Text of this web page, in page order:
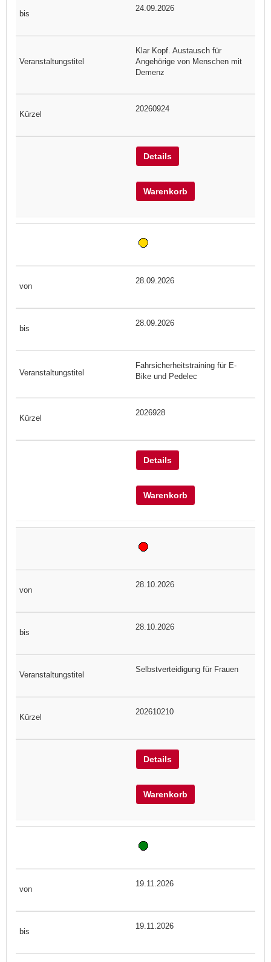
24.09.2026
Klar Kopf. Austausch für
Angehörige von Menschen mit
Demenz
20260924
Details
Warenkorb
28.09.2026
28.09.2026
Fahrsicherheitstraining für E-
Bike und Pedelec
2026928
Details
Warenkorb
28.10.2026
28.10.2026
Selbstverteidigung für Frauen
202610210
Details
Warenkorb
19.11.2026
19.11.2026